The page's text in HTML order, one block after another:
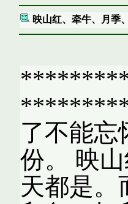
映山红、牵牛、月季
了不能忘
份。 映
天都是。